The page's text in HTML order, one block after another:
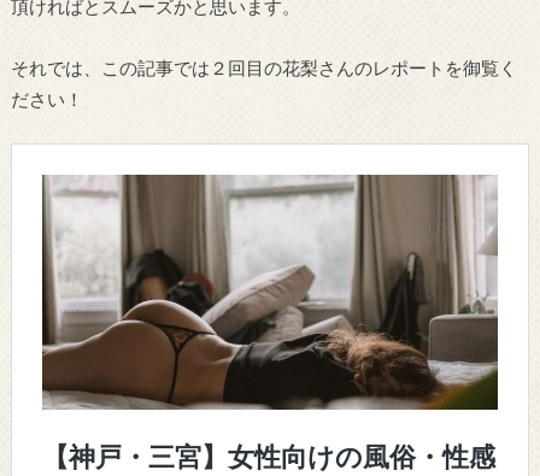
頂ければとスムーズかと思います。
それでは、この記事では２回目の花梨さんのレポートを御覧く
ださい！